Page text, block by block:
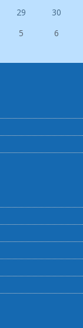
29
30
5 6